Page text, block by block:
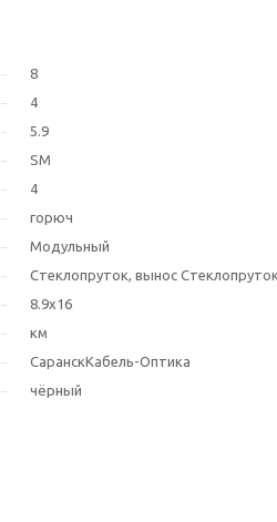
8
4
5.9
SM
4
горюч
Модульный
Стеклопруток, вынос Стеклопруток
8.9х16
км
СаранскКабель-Оптика
чёрный